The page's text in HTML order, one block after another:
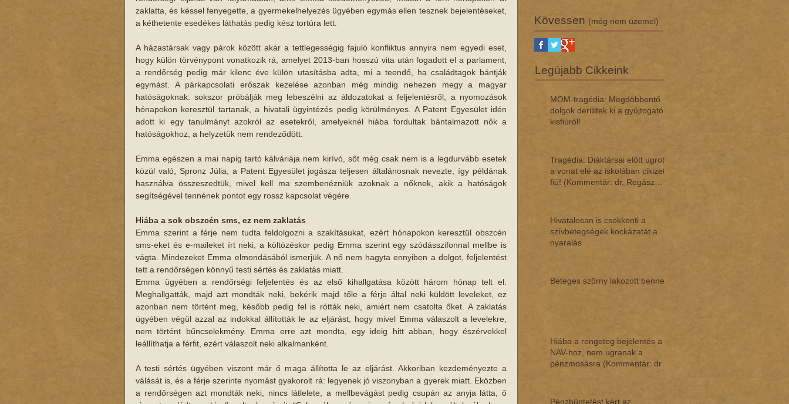
zaklatta, és késsel fenyegette, a gyermekelhelyezés ügyében egymás ellen tesznek bejelentéseket,
a kéthetente esedékes láthatás pedig kész tortúra lett.
A házastársak vagy párok között akár a tettlegességig fajuló konfliktus annyira nem egyedi eset,
hogy külön törvénypont vonatkozik rá, amelyet 2013-ban hosszú vita után fogadott el a parlament,
a rendőrség pedig már kilenc éve külön utasításba adta, mi a teendő, ha családtagok bántják
egymást. A párkapcsolati erőszak kezelése azonban még mindig nehezen megy a magyar
hatóságoknak: sokszor próbálják meg lebeszélni az áldozatokat a feljelentésről, a nyomozások
hónapokon keresztül tartanak, a hivatali ügyintézés pedig körülményes. A Patent Egyesület idén
adott ki egy tanulmányt azokról az esetekről, amelyeknél hiába fordultak bántalmazott nők a
hatóságokhoz, a helyzetük nem rendeződött.
Emma egészen a mai napig tartó kálváriája nem kirívó, sőt még csak nem is a legdurvább esetek
közül való, Spronz Júlia, a Patent Egyesület jogásza teljesen általánosnak nevezte, így példának
használva összeszedtük, mivel kell ma szembenézniük azoknak a nőknek, akik a hatóságok
segítségével tennének pontot egy rossz kapcsolat végére.
Hiába a sok obszcén sms, ez nem zaklatás
Emma szerint a férje nem tudta feldolgozni a szakításukat, ezért hónapokon keresztül obszcén
sms-eket és e-maileket írt neki, a költözéskor pedig Emma szerint egy szódásszifonnal mellbe is
vágta. Mindezeket Emma elmondásából ismerjük. A nő nem hagyta ennyiben a dolgot, feljelentést
tett a rendőrségen könnyű testi sértés és zaklatás miatt.
Emma ügyében a rendőrségi feljelentés és az első kihallgatása között három hónap telt el.
Meghallgatták, majd azt mondták neki, bekérik majd tőle a férje által neki küldött leveleket, ez
azonban nem történt meg, később pedig fel is rótták neki, amiért nem csatolta őket. A zaklatás
ügyében végül azzal az indokkal állították le az eljárást, hogy mivel Emma válaszolt a levelekre,
nem történt bűncselekmény. Emma erre azt mondta, egy ideig hitt abban, hogy észérvekkel
leállíthatja a férfit, ezért válaszolt neki alkalmanként.
A testi sértés ügyében viszont már ő maga állította le az eljárást. Akkoriban kezdeményezte a
válását is, és a férje szerinte nyomást gyakorolt rá: legyenek jó viszonyban a gyerek miatt. Eközben
a rendőrségen azt mondták neki, nincs látlelete, a mellbevágást pedig csupán az anyja látta, ő
Kövessen (még nem üzemel)
Legújabb Cikkeink
MOM-tragédia: Megdöbbentő
dol­gok de­rül­tek ki a gyúj­to­gató
kisfi­ú­ról!
Tragédia: Diáktársai előtt ugrott
a vonat elé az iskolában cikizett
fiú! (Kommentár: dr. Regász
Hivatalosan is csökkenti a
szívbetegségek kockázatát a
nyaralás
Beteges szörny lakozott benne
Hiába a rengeteg bejelentés a
NAV-hoz, nem ugranak a
pénzmosásra (Kommentár: dr.
Pénzbüntetést kért az